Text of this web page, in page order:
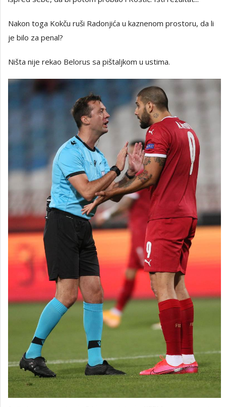
Nakon toga Kokču ruši Radonjića u kaznenom prostoru, da li
je bilo za penal?
Ništa nije rekao Belorus sa pištaljkom u ustima.